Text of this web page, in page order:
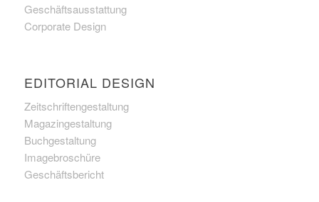
Geschäftsausstattung
Corporate Design
EDITORIAL DESIGN
Zeitschriftengestaltung
Magazingestaltung
Buchgestaltung
Imagebroschüre
Geschäftsbericht